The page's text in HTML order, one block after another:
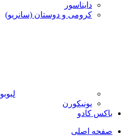
دایناسور
کرومی و دوستان (سانریو)
لبوبو labubu
یونیکورن
باکس کادو
صفحه اصلی